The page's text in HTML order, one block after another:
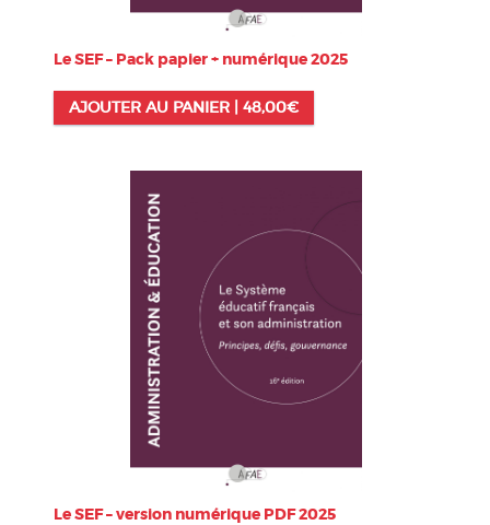
Le SEF – Pack papier + numérique 2025
AJOUTER AU PANIER | 48,00€
Le SEF – version numérique PDF 2025